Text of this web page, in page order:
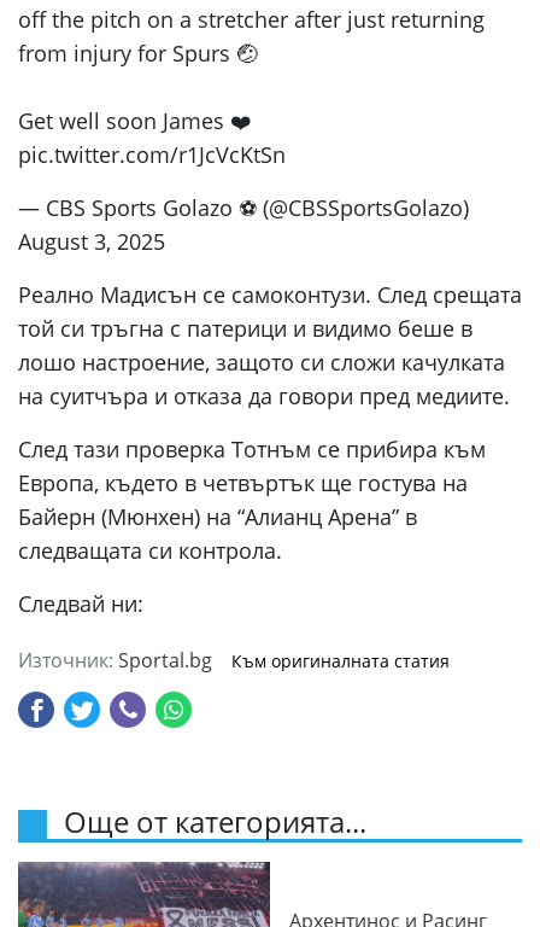
off the pitch on a stretcher after just returning
from injury for Spurs 🤕
Get well soon James ❤️
pic.twitter.com/r1JcVcKtSn
— CBS Sports Golazo ⚽️ (@CBSSportsGolazo)
August 3, 2025
Реално Мадисън се самоконтузи. След срещата
той си тръгна с патерици и видимо беше в
лошо настроение, защото си сложи качулката
на суитчъра и отказа да говори пред медиите.
След тази проверка Тотнъм се прибира към
Европа, където в четвъртък ще гостува на
Байерн (Мюнхен) на “Алианц Арена” в
следващата си контрола.
Следвай ни:
Източник: Sportal.bg Към оригиналната статия
Още от категорията...
Архентинос и Расинг